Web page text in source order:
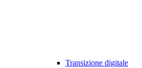
Transizione digitale